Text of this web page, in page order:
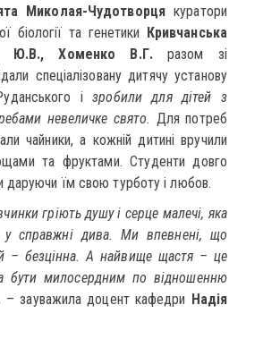
Миколая-Чудотворцякуратори
біології та генетики Кривчанська
Ю.В., Хоменко В.Г.разом зі
спеціалізовану дитячу установу
ізробили для дітей з
невеличке свято. Для потреб
чайники, а кожній дитині вручили
та фруктами. Студенти довго
даруючи їм свою турботу і любов.
гріють душу і серце малечі, яка
у справжні дива. Ми впевнені, що
– безцінна. А найвище щастя – це
бути милосердним по відношенню
– зауважила доцент кафедри Надія